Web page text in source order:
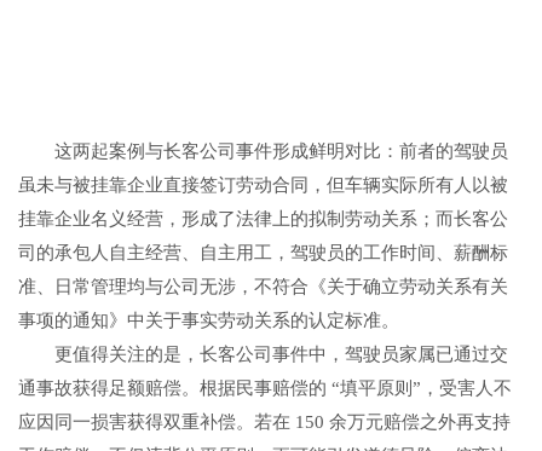
这两起案例与长客公司事件形成鲜明对比：前者的驾驶员
虽未与被挂靠企业直接签订劳动合同，但车辆实际所有人以被
挂靠企业名义经营，形成了法律上的拟制劳动关系；而长客公
司的承包人自主经营、自主用工，驾驶员的工作时间、薪酬标
准、日常管理均与公司无涉，不符合《关于确立劳动关系有关
事项的通知》中关于事实劳动关系的认定标准。
更值得关注的是，长客公司事件中，驾驶员家属已通过交
通事故获得足额赔偿。根据民事赔偿的 “填平原则”，受害人不
应因同一损害获得双重补偿。若在 150 余万元赔偿之外再支持